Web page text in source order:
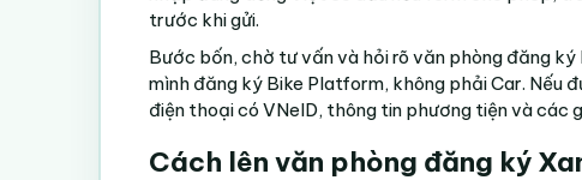
trước khi gửi.
Bước bốn, chờ tư vấn và hỏi rõ văn phòng đăng
mình đăng ký Bike Platform, không phải Car. Nếu
điện thoại có VNeID, thông tin phương tiện và các
Cách lên văn phòng đăng ký